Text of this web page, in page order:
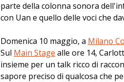
parte della colonna sonora
con Uan e quello delle voci che
Domenica 10 maggio, a Milano
Sul Main Stage alle ore 14,
insieme per un talk ricco di
sapore preciso di qualcosa che